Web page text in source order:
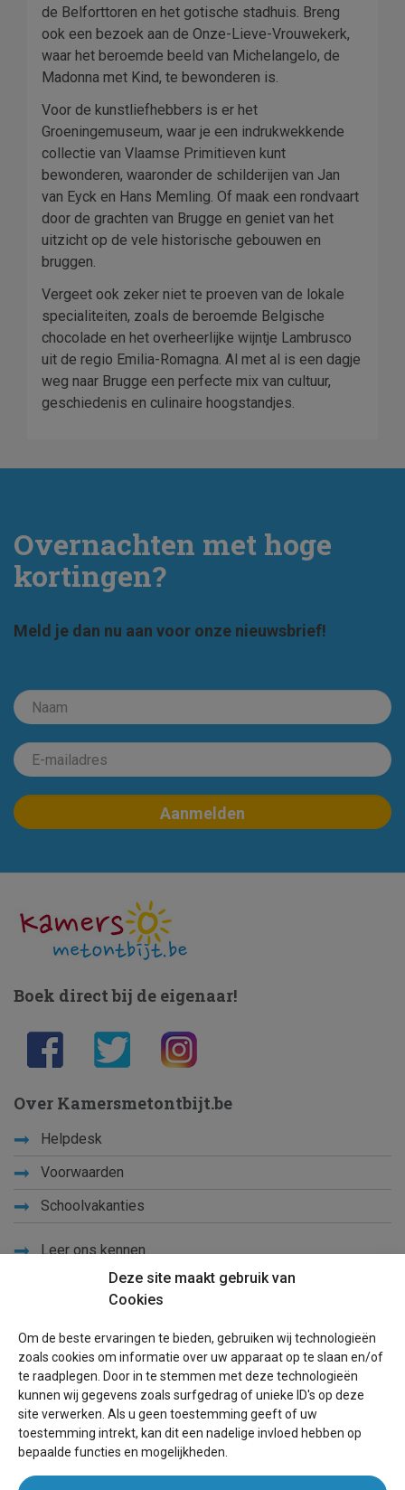
de Belforttoren en het gotische stadhuis. Breng
ook een bezoek aan de Onze-Lieve-Vrouwekerk,
waar het beroemde beeld van Michelangelo, de
Madonna met Kind, te bewonderen is.
Voor de kunstliefhebbers is er het
Groeningemuseum, waar je een indrukwekkende
collectie van Vlaamse Primitieven kunt
bewonderen, waaronder de schilderijen van Jan
van Eyck en Hans Memling. Of maak een rondvaart
door de grachten van Brugge en geniet van het
uitzicht op de vele historische gebouwen en
bruggen.
Vergeet ook zeker niet te proeven van de lokale
specialiteiten, zoals de beroemde Belgische
chocolade en het overheerlijke wijntje Lambrusco
uit de regio Emilia-Romagna. Al met al is een dagje
weg naar Brugge een perfecte mix van cultuur,
geschiedenis en culinaire hoogstandjes.
Overnachten met hoge
kortingen?
Meld je dan nu aan voor onze nieuwsbrief!
Deze site maakt gebruik van
Cookies
Om de beste ervaringen te bieden, gebruiken wij technologieën
zoals cookies om informatie over uw apparaat op te slaan en/of
te raadplegen. Door in te stemmen met deze technologieën
kunnen wij gegevens zoals surfgedrag of unieke ID's op deze
site verwerken. Als u geen toestemming geeft of uw
toestemming intrekt, kan dit een nadelige invloed hebben op
bepaalde functies en mogelijkheden.
Boek direct bij de eigenaar!
Over Kamersmetontbijt.be
Helpdesk
Voorwaarden
Schoolvakanties
Leer ons kennen
Sitemap
Blog
Voor eigenaren